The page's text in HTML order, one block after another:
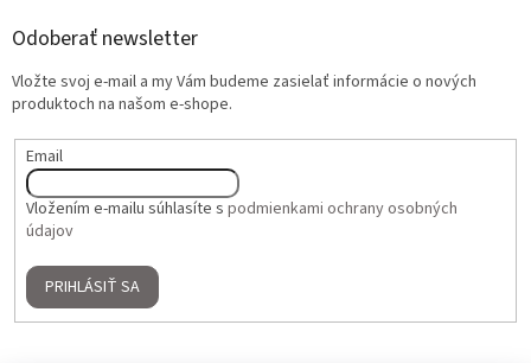
Odoberať newsletter
Vložte svoj e-mail a my Vám budeme zasielať informácie o nových
produktoch na našom e-shope.
Email
Vložením e-mailu súhlasíte s podmienkami ochrany osobných
údajov
PRIHLÁSIŤ SA